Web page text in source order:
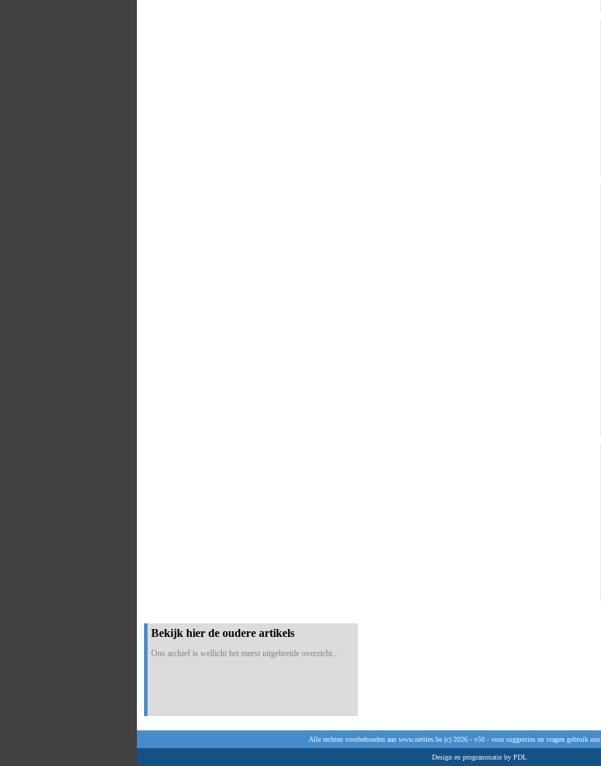
Bekijk hier de oudere artikels
Ons archief is wellicht het meest uitgebreide overzicht...
Alle rechten voorbehouden aan www.netties.be (c) 2026 - v50 - voor suggesties en vragen gebruik ons
Design en programmatie by PDL